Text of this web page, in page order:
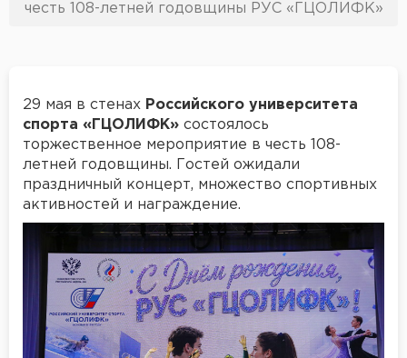
честь 108-летней годовщины РУС «ГЦОЛИФК»
29 мая в стенах Российского университета
спорта «ГЦОЛИФК» состоялось
торжественное мероприятие в честь 108-
летней годовщины. Гостей ожидали
праздничный концерт, множество спортивных
активностей и награждение.